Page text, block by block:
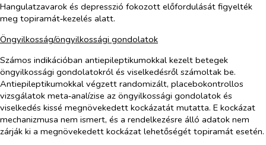
Hangulatzavarok és depresszió fokozott előfordulását figyelték
meg topiramát‑kezelés alatt.
Öngyilkosság/öngyilkossági gondolatok
Számos indikációban antiepileptikumokkal kezelt betegek
öngyilkossági gondolatokról és viselkedésről számoltak be.
Antiepileptikumokkal végzett randomizált, placebokontrollos
vizsgálatok meta‑analízise az öngyilkossági gondolatok és
viselkedés kissé megnövekedett kockázatát mutatta. E kockázat
mechanizmusa nem ismert, és a rendelkezésre álló adatok nem
zárják ki a megnövekedett kockázat lehetőségét topiramát esetén.